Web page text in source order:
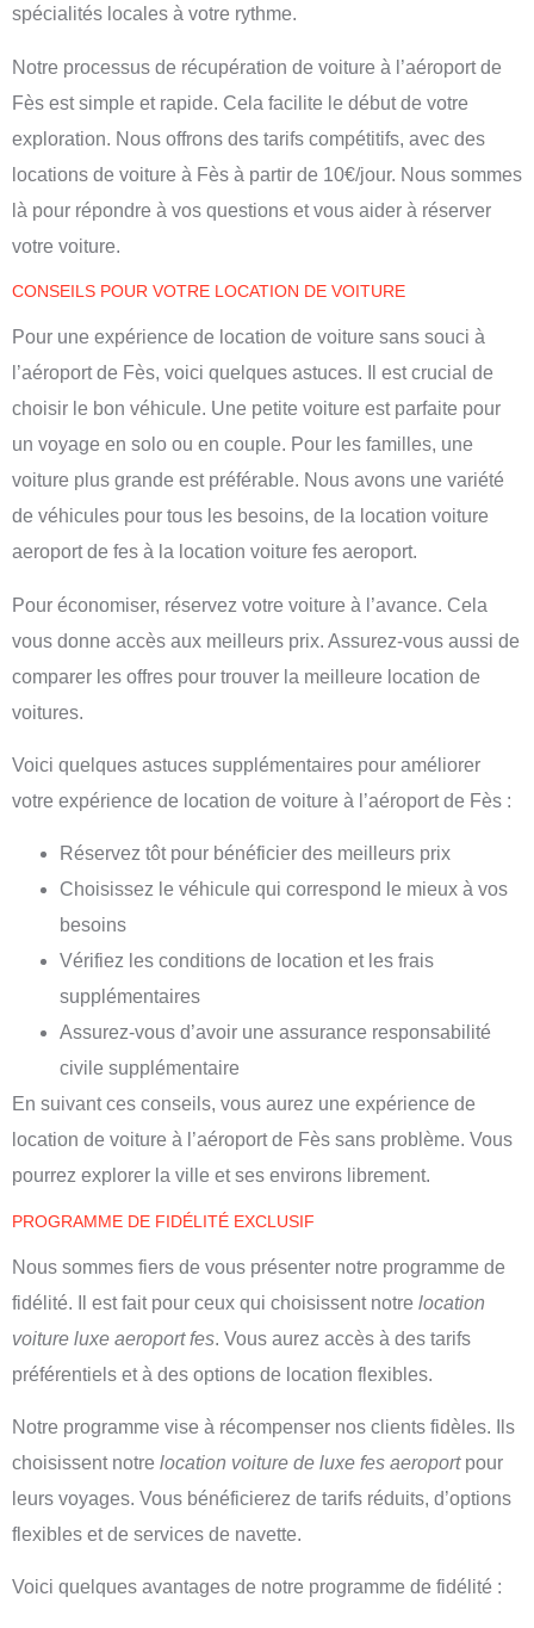
spécialités locales à votre rythme.
Notre processus de récupération de voiture à l’aéroport de
Fès est simple et rapide. Cela facilite le début de votre
exploration. Nous offrons des tarifs compétitifs, avec des
locations de voiture à Fès à partir de 10€/jour. Nous sommes
là pour répondre à vos questions et vous aider à réserver
votre voiture.
CONSEILS POUR VOTRE LOCATION DE VOITURE
Pour une expérience de location de voiture sans souci à
l’aéroport de Fès, voici quelques astuces. Il est crucial de
choisir le bon véhicule. Une petite voiture est parfaite pour
un voyage en solo ou en couple. Pour les familles, une
voiture plus grande est préférable. Nous avons une variété
de véhicules pour tous les besoins, de la location voiture
aeroport de fes à la location voiture fes aeroport.
Pour économiser, réservez votre voiture à l’avance. Cela
vous donne accès aux meilleurs prix. Assurez-vous aussi de
comparer les offres pour trouver la meilleure location de
voitures.
Voici quelques astuces supplémentaires pour améliorer
votre expérience de location de voiture à l’aéroport de Fès :
Réservez tôt pour bénéficier des meilleurs prix
Choisissez le véhicule qui correspond le mieux à vos
besoins
Vérifiez les conditions de location et les frais
supplémentaires
Assurez-vous d’avoir une assurance responsabilité
civile supplémentaire
En suivant ces conseils, vous aurez une expérience de
location de voiture à l’aéroport de Fès sans problème. Vous
pourrez explorer la ville et ses environs librement.
PROGRAMME DE FIDÉLITÉ EXCLUSIF
Nous sommes fiers de vous présenter notre programme de
fidélité. Il est fait pour ceux qui choisissent notre location
voiture luxe aeroport fes. Vous aurez accès à des tarifs
préférentiels et à des options de location flexibles.
Notre programme vise à récompenser nos clients fidèles. Ils
choisissent notre location voiture de luxe fes aeroportpour
leurs voyages. Vous bénéficierez de tarifs réduits, d’options
flexibles et de services de navette.
Voici quelques avantages de notre programme de fidélité :